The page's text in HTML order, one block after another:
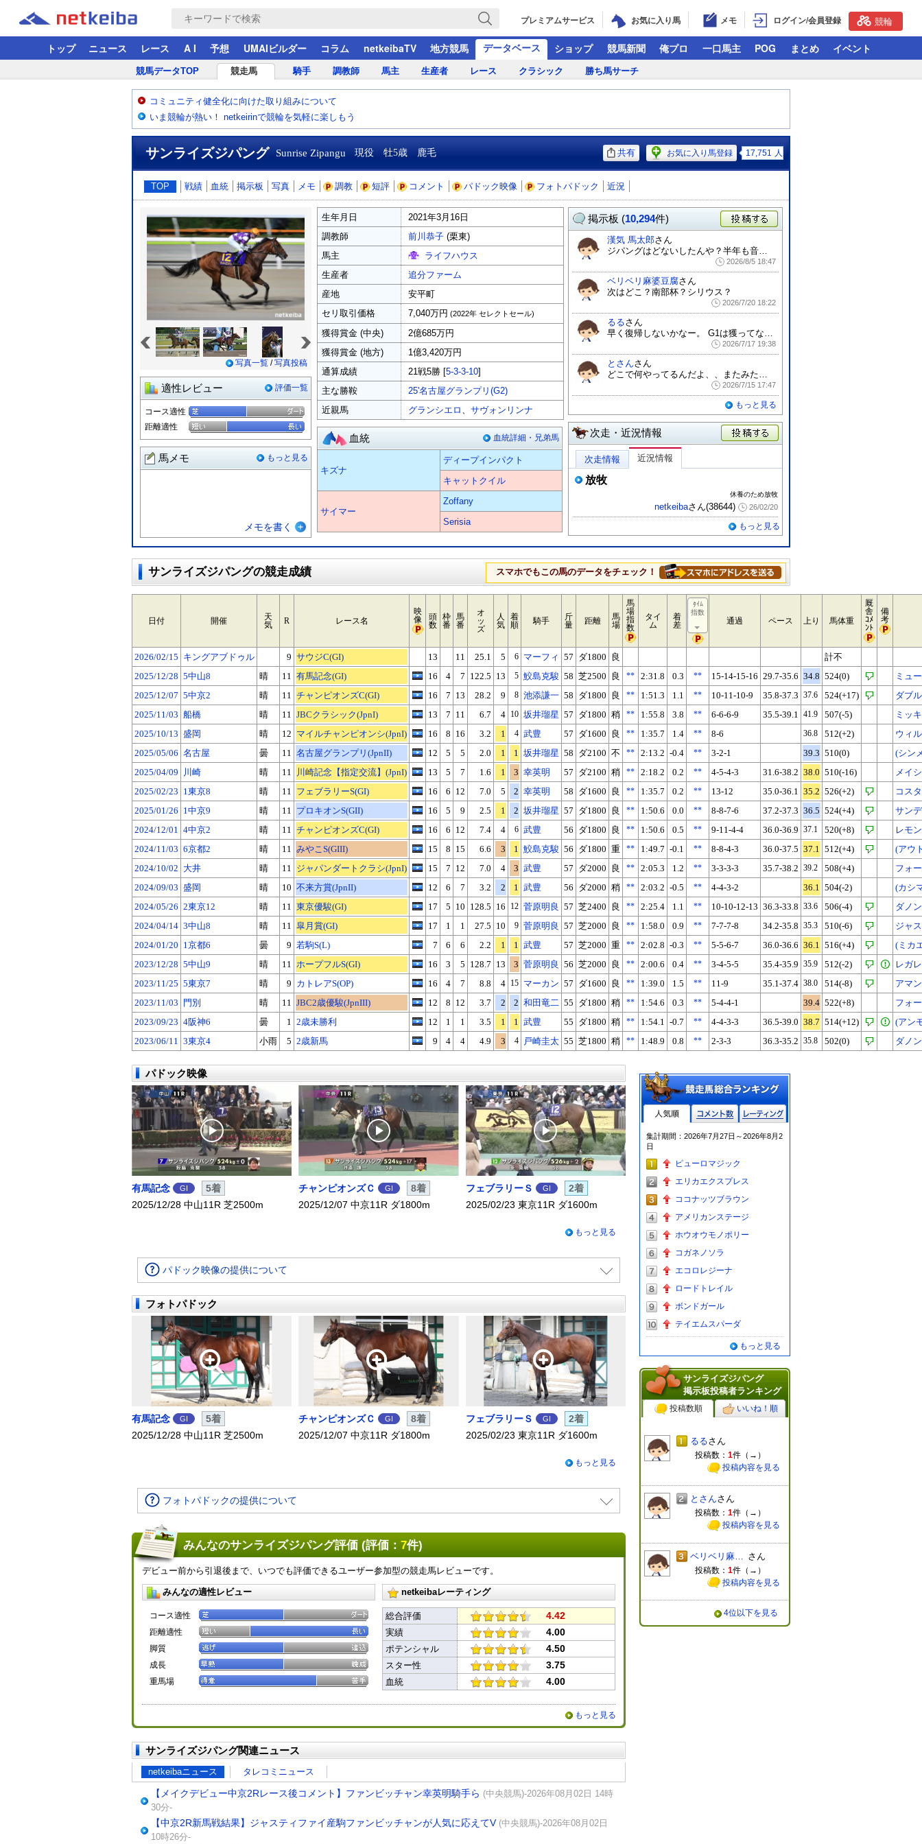
プレミアムサービス お気に入り馬 メモ ログイン/会員登録 競輪
トップ ニュース レース A I 予想 UMAIビルダー コラム netkeibaTV 地方競馬 データベース ショップ 競馬新聞 俺プロ 一口馬主 POG まとめ イベント
競馬データTOP 競走馬 騎手 調教師 馬主 生産者 レース クラシック 勝ち馬サーチ
コミュニティ健全化に向けた取り組みについて
いま競輪が熱い！ netkeirinで競輪を気軽に楽しもう
サンライズジパング Sunrise Zipangu 現役 牡5歳 鹿毛 共有 お気に入り馬登録 17,751 人
Facebook LINE URLをコピー
TOP 戦績 血統 掲示板 写真 メモ 調教 短評 コメント パドック映像 フォトパドック 近況
写真一覧 /写真投稿
適性レビュー 評価一覧
コース適性
距離適性
馬メモ もっと見る
メモを書く
生年月日
2021年3月16日
調教師
前川恭子 (栗東)
馬主
ライフハウス
生産者
追分ファーム
産地
安平町
セリ取引価格
7,040万円 (2022年 セレクトセール)
獲得賞金 (中央)
2億685万円
獲得賞金 (地方)
1億3,420万円
通算成績
21戦5勝 [5-3-3-10]
主な勝鞍
25'名古屋グランプリ(G2)
近親馬
グランシエロ 、 サヴォンリンナ
血統 血統詳細・兄弟馬
キズナ
ディープインパクト
キャットクイル
サイマー
Zoffany
Serisia
掲示板 (10,294件)
投稿する
漢気 馬太郎さん
ジパングはどないしたんや？半年も音沙汰無...
2026/8/5 18:47
ベリベリ麻婆豆腐さん
次はどこ？南部杯？シリウス？
2026/7/20 18:22
るるさん
早く復帰しないかなー。 G1は獲ってない...
2026/7/17 19:38
とさんさん
どこで何やってるんだよ、、またみたいよ
2026/7/15 17:47
もっと見る
次走・近況情報
次走情報 近況情報
放牧
休養のため放牧
netkeibaさん(38644) 26/02/20
もっと見る
サンライズジパングの競走成績 スマホでもこの馬のデータをチェック！
日付 開催
天
気
R レース名
映
像
頭
数
枠
番
馬
番
オ
ッ
ズ
人
気
着
順
騎手
斤
量
距離
馬
場
馬
場
指
数
タイ
ム
着
差
ﾀｲﾑ
指数
通過 ペース 上り 馬体重
厩
舎
ｺﾒ
ﾝﾄ
備
考
2026/02/15 キングアブドゥル 9 サウジC(GI) 13 11 25.1 5 6 マーフィ 57 ダ1800 良
計不
2025/12/28 5中山8 晴 11 有馬記念(GI) 16 4 7 122.5 13 5 鮫島克駿 58 芝2500 良 ** 2:31.8 0.3 ** 15-14-15-16 29.7-35.6 34.8 524(0)
ミュ
2025/12/07 5中京2 晴 11 チャンピオンズC(GI) 16 7 13 28.2 9 8 池添謙一 58 ダ1800 良 ** 1:51.3 1.1 ** 10-11-10-9 35.8-37.3 37.6 524(+17)
ダブ
2025/11/03 船橋 晴 11 JBCクラシック(JpnI) 13 7 11 6.7 4 10 坂井瑠星 57 ダ1800 稍 ** 1:55.8 3.8 ** 6-6-6-9 35.5-39.1 41.9 507(-5)
ミッ
2025/10/13 盛岡 晴 12 マイルチャンピオンシ(JpnI) 16 8 16 3.2 1 4 武豊 57 ダ1600 良 ** 1:35.7 1.4 ** 8-6 36.8 512(+2)
ウィ
2025/05/06 名古屋 曇 11 名古屋グランプリ(JpnII) 12 5 5 2.0 1 1 坂井瑠星 58 ダ2100 不 ** 2:13.2 -0.4 ** 3-2-1 39.3 510(0)
(シン
2025/04/09
川崎 晴 11 川崎記念【指定交流】(JpnI) 13 5 7 1.6 1 3 幸英明 57 ダ2100 稍 ** 2:18.2 0.2 ** 4-5-4-3 31.6-38.2 38.0 510(-16)
メイ
2025/02/23 1東京8 晴 11 フェブラリーS(GI) 16 6 12 7.0 5 2 幸英明 58 ダ1600 良 ** 1:35.7 0.2 ** 13-12 35.0-36.1 35.2 526(+2)
コス
2025/01/26 1中京9 晴 11 プロキオンS(GII) 16 5 9 2.5 1 2 坂井瑠星 57 ダ1800 良 ** 1:50.6 0.0 ** 8-8-7-6 37.2-37.3 36.5 524(+4)
サン
2024/12/01 4中京2 晴 11 チャンピオンズC(GI) 16 6 12 7.4 4 6 武豊 56 ダ1800 良 ** 1:50.6 0.5 ** 9-11-4-4 36.0-36.9 37.1 520(+8)
レモ
2024/11/03 6京都2 晴 11 みやこS(GIII) 15 8 15 6.6 3 1 鮫島克駿 56 ダ1800 重 ** 1:49.7 -0.1 ** 8-8-4-3 36.0-37.5 37.1 512(+4)
(アウ
2024/10/02 大井 晴 11 ジャパンダートクラシ(JpnI) 15 7 12 7.0 4 3 武豊 57 ダ2000 良 ** 2:05.3 1.2 ** 3-3-3-3 35.7-38.2 39.2 508(+4)
フォ
2024/09/03 盛岡 晴 10 不来方賞(JpnII) 12 6 7 3.2 2 1 武豊 56 ダ2000 稍 ** 2:03.2 -0.5 ** 4-4-3-2 36.1 504(-2)
(カシ
2024/05/26 2東京12 晴 11 東京優駿(GI) 17 5 10 128.5 16 12 菅原明良 57 芝2400 良 ** 2:25.4 1.1 ** 10-10-12-13 36.3-33.8 33.6 506(-4)
ダノ
2024/04/14 3中山8 晴 11 皐月賞(GI) 17 1 1 27.5 10 9 菅原明良 57 芝2000 良 ** 1:58.0 0.9 ** 7-7-7-8 34.2-35.8 35.3 510(-6)
ジャ
2024/01/20 1京都6 曇 9 若駒S(L) 7 6 6 2.2 1 1 武豊 57 芝2000 重 ** 2:02.8 -0.3 ** 5-5-6-7 36.0-36.6 36.1 516(+4)
(ミカ
2023/12/28 5中山9 晴 11 ホープフルS(GI) 16 3 5 128.7 13 3 菅原明良 56 芝2000 良 ** 2:00.6 0.4 ** 3-4-5-5 35.4-35.9 35.9 512(-2)
レガ
2023/11/25 5東京7 晴 9 カトレアS(OP) 16 4 7 8.8 4 15 マーカン 57 ダ1600 良 ** 1:39.0 1.5 ** 11-9 35.1-37.4 38.0 514(-8)
アマ
2023/11/03
門別 晴 11 JBC2歳優駿(JpnIII) 12 8 12 3.7 2 2 和田竜二 55 ダ1800 稍 ** 1:54.6 0.3 ** 5-4-4-1 39.4 522(+8)
フォ
2023/09/23 4阪神6 曇 1 2歳未勝利 12 1 1 3.5 1 1 武豊 55 ダ1800 稍 ** 1:54.1 -0.7 ** 4-4-3-3 36.5-39.0 38.7 514(+12)
(アン
2023/06/11 3東京4 小雨 5 2歳新馬 9 4 4 4.9 3 4 戸崎圭太 55 芝1800 稍 ** 1:48.9 0.8 ** 2-3-3 36.3-35.2 35.8 502(0) ダノ
パドック映像
有馬記念 GI
5着
2025/12/28 中山11R 芝2500m
チャンピオンズＣ GI
8着
2025/12/07 中京11R ダ1800m
フェブラリーＳ GI
2着
2025/02/23 東京11R ダ1600m
もっと見る
パドック映像の提供について
フォトパドック
有馬記念 GI
5着
2025/12/28 中山11R 芝2500m
チャンピオンズＣ GI
8着
2025/12/07 中京11R ダ1800m
フェブラリーＳ GI
2着
2025/02/23 東京11R ダ1600m
もっと見る
フォトパドックの提供について
みんなのサンライズジパング評価 (評価： 7件)
デビュー前から引退後まで、いつでも評価できるユーザー参加型の競走馬レビューです。
みんなの適性レビュー
コース適性
距離適性
脚質
成長
重馬場
netkeibaレーティング
総合評価 4.42
実績 4.00
ポテンシャル 4.50
スター性 3.75
血統 4.00
もっと見る
サンライズジパング関連ニュース
netkeibaニュース タレコミニュース
【メイクデビュー中京2Rレース後コメント】ファンビッチャン幸英明騎手ら (中央競馬)-2026年08月02日 14時
30分-
【中京2R新馬戦結果】ジャスティファイ産駒ファンビッチャンが人気に応えてV (中央競馬)-2026年08月02日
10時26分-
グ
集計期間：2026年7月27日～2026年8月2
日
ピューロマジック
エリカエクスプレス
ココナッツブラウン
アメリカンステージ
ホウオウモノポリー
コガネノソラ
エコロレジーナ
ロードトレイル
ボンドガール
テイエムスパーダ
もっと見る
サンライズジパング
掲示板投稿者ランキング
投稿数順 いいね！順
るるさん
投稿数： 1件（ → ）
投稿内容を見る
とさんさん
投稿数： 1件（ → ）
投稿内容を見る
さん
投稿数： 1件（ → ）
投稿内容を見る
4位以下を見る